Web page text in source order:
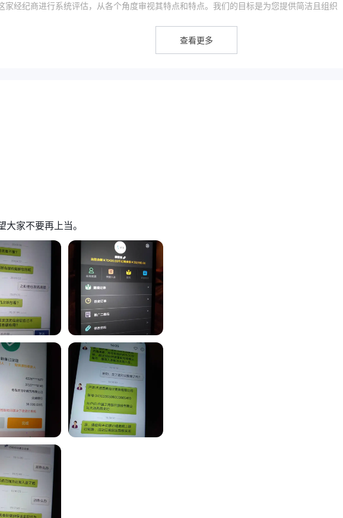
家经纪商进行系统评估，从各个角度审视其特点和特点。我们的目标是为您提供简洁且组织
的。该经纪商的监管状况是一个重要的危险信号，
。 A
于那些寻求安全且信誉良好的交易平台的人来说，这是一个非常值得怀疑的选择。
或任何其他平台，进行彻底研究并考虑各种因素非常重要。您可以采取以下一些步骤来评
因为
会）牌照（编号为 0527825）。
了警钟。
前无法访问，这可能导致人们猜测该交易平台可能已暂停运营。这些因素共同大大增加了通
四份报告，特别是关于提款问题的报告
考虑彻底的研究和尽职调查。这种积极主动的方法对于有效降低做出不幸且可能代价高昂
网上找不到该经纪商的任何安全措施信息。
在做出决定之前，您应该仔细权衡风险和收益。
报告引起了重大担忧，特别是与提款困难有关
底研究至关重要。
强烈鼓励遇到欺诈行为或遭受经纪商诈骗受害者的个人在我们的“曝光”部分分享他们的经
专业团队完全致力于解决这些问题，代表您进行宣传，并寻求解决方案以确保问责制。积极
的利益和福祉产生重大影响。
。这种有限的支持渠道可能会给寻求快速响应或立即帮助其查询或问题的交易者带来挑战。
。
APTS作为您的首选经纪人。
查看更多
家不要再上当。